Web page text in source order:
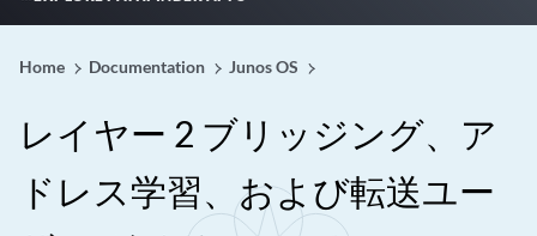
Home Documentation Junos OS
レイヤー 2 ブリッジング、ア
ドレス学習、および転送ユー